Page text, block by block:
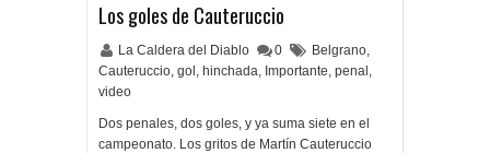
Los goles de Cauteruccio
La Caldera del Diablo 0 Belgrano,
Cauteruccio, gol , hinchada, Importante, penal ,
video
Dos penales, dos goles, y ya suma siete en el
campeonato. Los gritos de Martín Cauteruccio